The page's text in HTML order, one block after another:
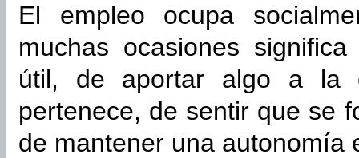
El empleo ocupa
muchas ocasiones
útil, de aportar algo a la
pertenece, de sentir que se
de mantener una autonomía